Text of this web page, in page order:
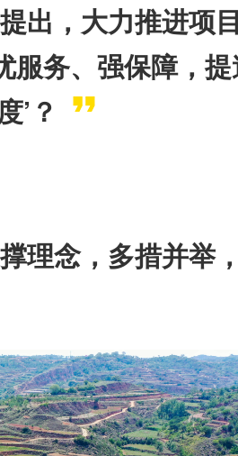
出，大力推进项
服务、强保障，
’？
理念，多措并举